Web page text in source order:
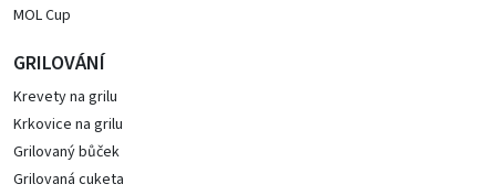
MOL Cup
GRILOVÁNÍ
Krevety na grilu
Krkovice na grilu
Grilovaný bůček
Grilovaná cuketa